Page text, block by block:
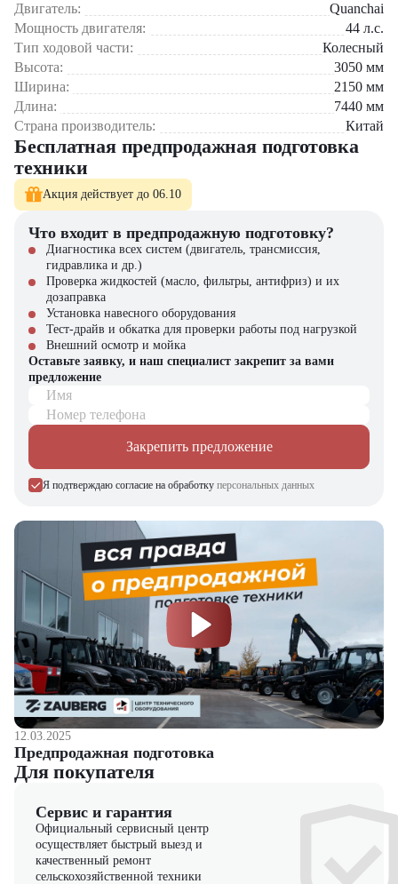
наших менеджеров. Фронтальный погрузчик RedStar 2300GTS
доступен в наличии или на заказ.
Двигатель:
Quanchai
Мощность двигателя:
44 л.с.
Тип ходовой части:
Колесный
Высота:
3050 мм
Ширина:
2150 мм
Длина:
7440 мм
Страна производитель:
Китай
Бесплатная предпродажная подготовка
техники
Акция действует до 06.10
Что входит в предпродажную подготовку?
Диагностика всех систем (двигатель, трансмиссия,
гидравлика и др.)
Проверка жидкостей (масло, фильтры, антифриз) и их
дозаправка
Установка навесного оборудования
Тест-драйв и обкатка для проверки работы под нагрузкой
Внешний осмотр и мойка
Оставьте заявку, и наш специалист закрепит за вами
предложение
Имя
Номер телефона
Закрепить предложение
Я подтверждаю согласие на обработку персональных данных
12.03.2025
Предпродажная подготовка
Для покупателя
Сервис и гарантия
Официальный сервисный центр
осуществляет быстрый выезд и
качественный ремонт
сельскохозяйственной техники